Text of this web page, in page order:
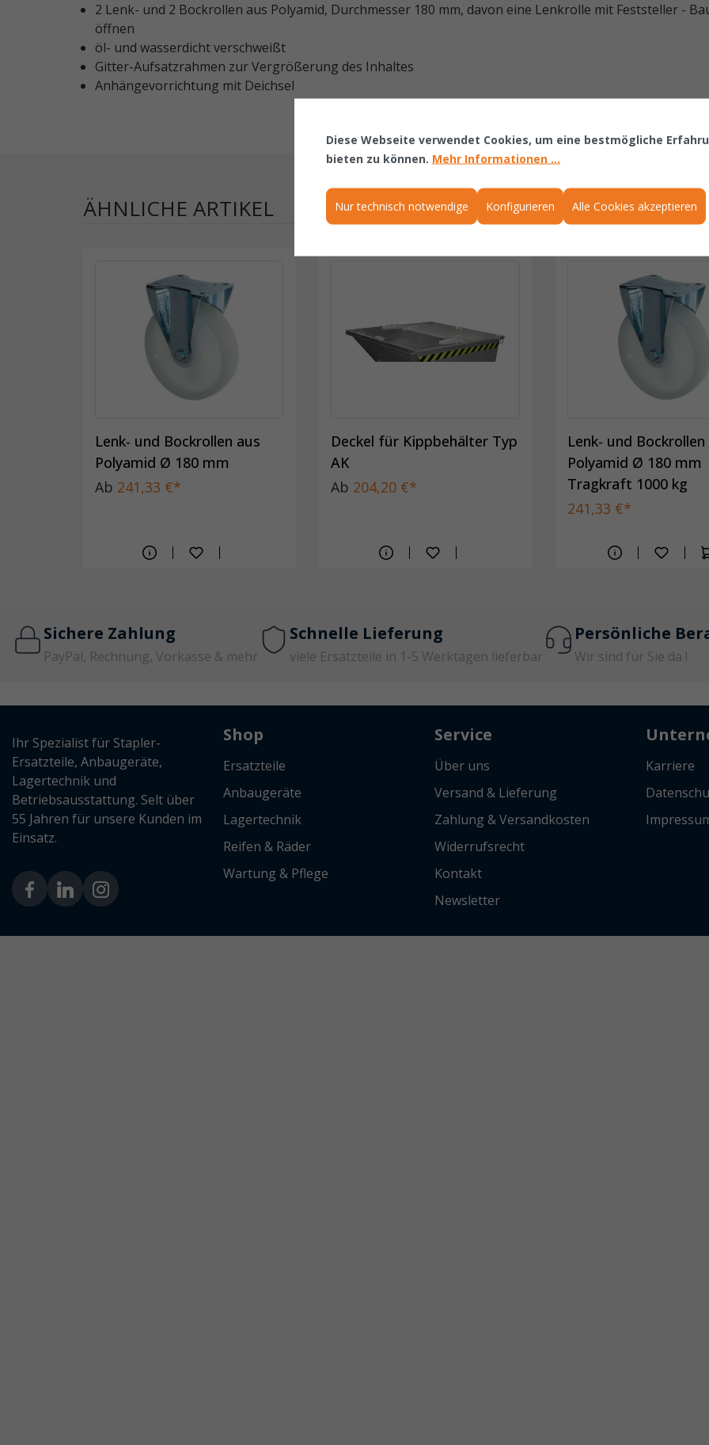
2 Lenk- und 2 Bockrollen aus Polyamid, Durchmesser 180 mm, davon eine Lenkrolle mit Feststeller -
öffnen
öl- und wasserdicht verschweißt
Gitter-Aufsatzrahmen zur Vergrößerung des Inhaltes
Anhängevorrichtung mit Deichsel
ÄHNLICHE ARTIKEL
Lenk- und Bockrollen aus
Polyamid Ø 180 mm
Ab 241,33 €*
Deckel für Kippbehälter Typ
AK
Ab 204,20 €*
Lenk- und Bockrollen
Polyamid Ø 180 mm
Tragkraft 1000 kg
241,33 €*
Sichere Zahlung
PayPal, Rechnung, Vorkasse & mehr
Schnelle Lieferung
viele Ersatzteile in 1-5 Werktagen lieferbar
Persönliche
Wir sind für Sie da !
Ihr Spezialist für Stapler-
Ersatzteile, Anbaugeräte,
Lagertechnik und
Betriebsausstattung. Selt über
55 Jahren für unsere Kunden im
Einsatz.
Shop
Ersatzteile
Anbaugeräte
Lagertechnik
Reifen & Räder
Wartung & Pflege
Service
Über uns
Versand & Lieferung
Zahlung & Versandkosten
Widerrufsrecht
Kontakt
Newsletter
Karriere
Diese Webseite verwendet Cookies, um eine bestmögliche
bieten zu können. Mehr Informationen ...
Nur technisch notwendige Konfigurieren Alle Cookies akzeptieren